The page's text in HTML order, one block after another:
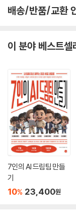
자가 직접 등록해야 하
기기증자로 등록한 뒤
본값이 되어야 한다는
그런데 개인정보를 넘
하지 않을까? 저자는
고 있는 ‘연합 학습’
을 이용하면 기업은 개
개선할 수 있고, 고객
받을 수 있다.(238쪽)
정부는 개인 데이터를
해 거대 테크기업들이
야 한다. 미국의 경우
많이 수집해 이윤을 남
배송/반품/교환
이 분야 베스트셀
7인의 AI 드림팀 만들
기
10% 23,400원